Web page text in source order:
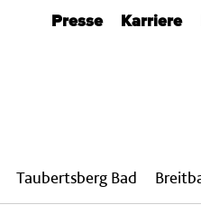
Presse Karriere
Taubertsberg Bad